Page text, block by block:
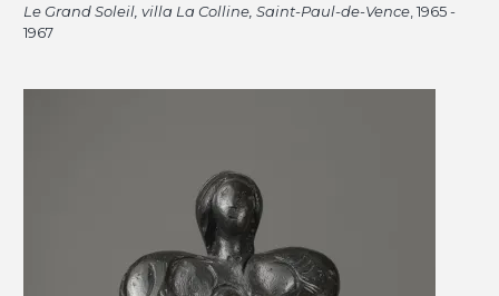
Le Grand Soleil, villa La Colline, Saint-Paul-de-Vence , 1965 -
1967